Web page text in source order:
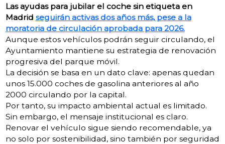
Las ayudas para jubilar el coche sin etiqueta en
Madrid seguirán activas dos años más, pese a la
moratoria de circulación aprobada para 2026.
Aunque estos vehículos podrán seguir circulando, el
Ayuntamiento mantiene su estrategia de renovación
progresiva del parque móvil.
La decisión se basa en un dato clave: apenas quedan
unos 15.000 coches de gasolina anteriores al año
2000 circulando por la capital.
Por tanto, su impacto ambiental actual es limitado.
Sin embargo, el mensaje institucional es claro.
Renovar el vehículo sigue siendo recomendable, ya
no solo por sostenibilidad, sino también por seguridad